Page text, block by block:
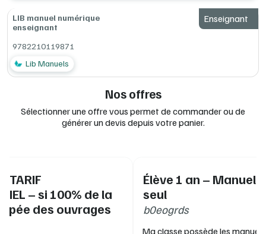
Configurations minimum requises (en ligne, ordinateur,
MANUELSà la rubrique Installation.
Enseignant
LIB manuel numérique
enseignant
9782210119871
Lib Manuels
Nos offres
Sélectionner une offre vous permet de commander ou de
générer un devis depuis votre panier.
TARIF
– si 100% de la
des ouvrages
Élève 1 an – Manuel
seul
b0eogrds
Ma classe possède les